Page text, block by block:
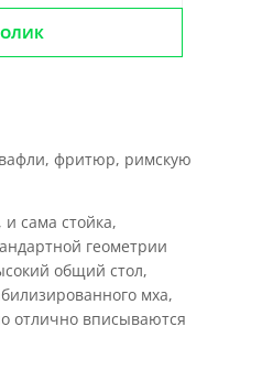
фритюр, римскую
сама стойка,
геометрии
общий стол,
мха,
отлично вписываются